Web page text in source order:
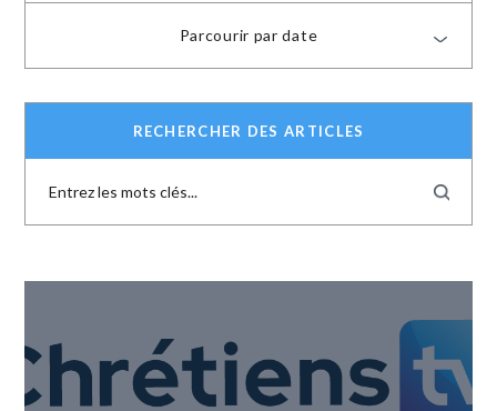
Parcourir par date
RECHERCHER DES ARTICLES